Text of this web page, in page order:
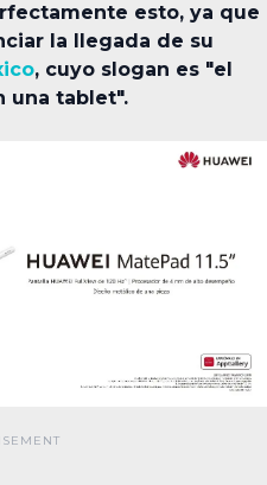
esto, ya que
la llegada de su
, cuyo slogan es "el
una tablet".